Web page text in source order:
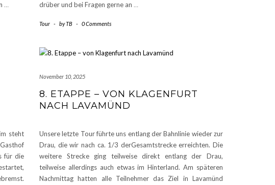
…
drüber und bei Fragen gerne an …
Tour - byTB - 0 Comments
steht
für die
November 10, 2025
8. ETAPPE – VON KLAGENFURT
NACH LAVAMÜND
Unsere letzte Tour führte uns entlang der Bahnlinie wieder zur
Drau, die wir nach ca. 1/3 derGesamtstrecke erreichten. Die
weitere Strecke ging teilweise direkt entlang der Drau,
teilweise allerdings auch etwas im Hinterland. Am späteren
Nachmittag hatten alle Teilnehmer das Ziel in Lavamünd